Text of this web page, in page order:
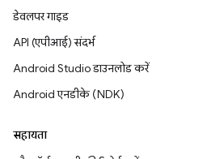
डेवलपर गाइड
API (एपीआई) संदर्भ
Android Studio डाउनलोड करें
Android एनडीके (NDK)
सहायता